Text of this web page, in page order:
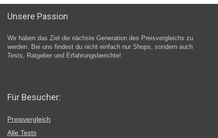
Unsere Passion
Wir haben das Ziel die nächste Generation des Preisvergleichs zu
werden. Bei uns findest du nicht einfach nur Shops, sondern auch
Tests, Ratgeber und Erfahrungsberichte!
Für Besucher:
Preisvergleich
Alle Tests